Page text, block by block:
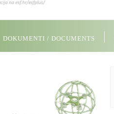
DOKUMENTI / DOCUMENTS